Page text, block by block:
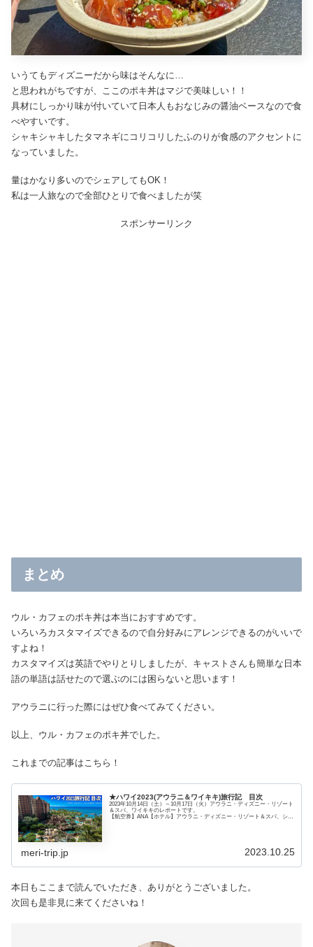
いうてもディズニーだから味はそんなに…
と思われがちですが、ここのポキ丼はマジで美味しい！！
具材にしっかり味が付いていて日本人もおなじみの醤油ベースなので食
べやすいです。
シャキシャキしたタマネギにコリコリしたふのりが食感のアクセントに
なっていました。
量はかなり多いのでシェアしてもOK！
私は一人旅なので全部ひとりで食べましたが笑
スポンサーリンク
まとめ
ウル・カフェのポキ丼は本当におすすめです。
いろいろカスタマイズできるので自分好みにアレンジできるのがいいで
すよね！
カスタマイズは英語でやりとりしましたが、キャストさんも簡単な日本
語の単語は話せたので選ぶのには困らないと思います！
アウラニに行った際にはぜひ食べてみてください。
以上、ウル・カフェのポキ丼でした。
これまでの記事はこちら！
★ハワイ2023(アウラニ＆ワイキキ)旅行記 目次
2023年10月14日（土）～10月17日（火）アウラニ・ディズニー・リゾート
＆スパ、ワイキキのレポートです。
【航空券】ANA【ホテル】アウラニ・ディズニー・リゾート＆スパ、ショ
meri-trip.jp 2023.10.25
本日もここまで読んでいただき、ありがとうございました。
次回も是非見に来てくださいね！